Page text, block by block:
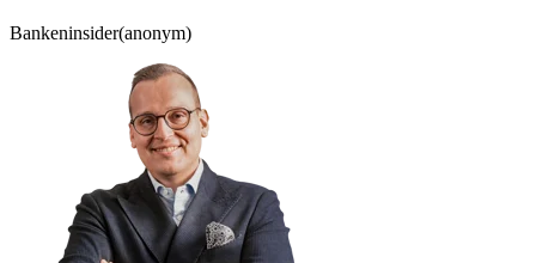
Bankeninsider(anonym)